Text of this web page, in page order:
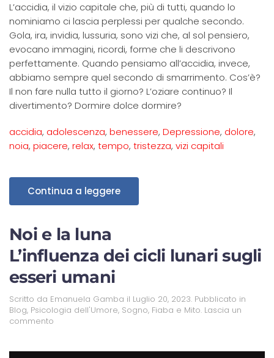
L’accidia, il vizio capitale che, più di tutti, quando lo
nominiamo ci lascia perplessi per qualche secondo.
Gola, ira, invidia, lussuria, sono vizi che, al sol pensiero,
evocano immagini, ricordi, forme che li descrivono
perfettamente. Quando pensiamo all’accidia, invece,
abbiamo sempre quel secondo di smarrimento. Cos’è?
Il non fare nulla tutto il giorno? L’oziare continuo? Il
divertimento? Dormire dolce dormire?
accidia, adolescenza, benessere, Depressione, dolore,
noia, piacere, relax, tempo, tristezza, vizi capitali
Continua a leggere
Noi e la luna
L’influenza dei cicli lunari sugli
esseri umani
Scritto da Emanuela Gamba il Luglio 20, 2023. Pubblicato in
Blog, Psicologia dell'Umore, Sogno, Fiaba e Mito. Lascia un
commento